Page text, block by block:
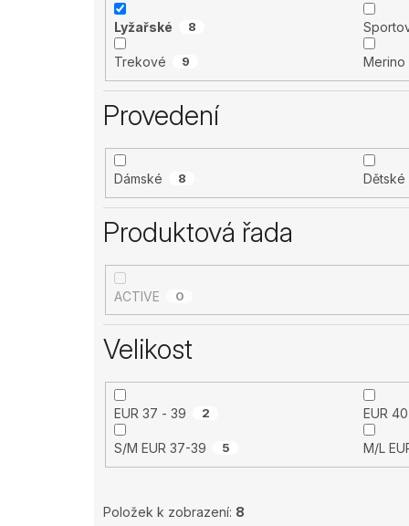
Lyžařské 8
Trekové 9 Merino
Provedení
Dámské 8 Dětské
Produktová řada
ACTIVE 0
Velikost
EUR 37 - 39 2 EUR
S/M EUR 37-39 5 M/L
Položek k zobrazení: 8